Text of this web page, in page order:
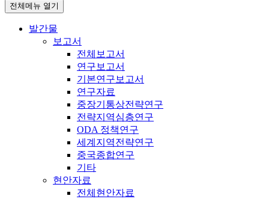
전체메뉴 열기
발간물
보고서
전체보고서
연구보고서
기본연구보고서
연구자료
중장기통상전략연구
전략지역심층연구
ODA 정책연구
세계지역전략연구
중국종합연구
기타
현안자료
전체현안자료